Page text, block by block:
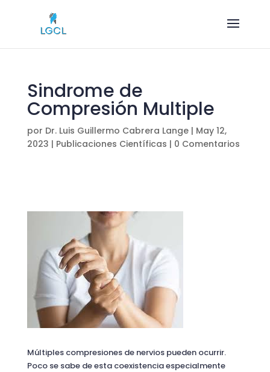
Sindrome de
Compresión Multiple
por Dr. Luis Guillermo Cabrera Lange| May 12,
2023 | Publicaciones Científicas | 0 Comentarios
Múltiples compresiones de nervios pueden ocurrir.
Poco se sabe de esta coexistencia especialmente